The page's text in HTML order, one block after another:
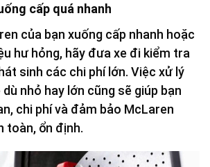
cấp quá nhanh
của bạn xuống cấp nhanh hoặc
hư hỏng, hãy đưa xe đi kiểm tra
sinh các chi phí lớn. Việc xử lý
nhỏ hay lớn cũng sẽ giúp bạn
chi phí và đảm bảo McLaren
toàn, ổn định.